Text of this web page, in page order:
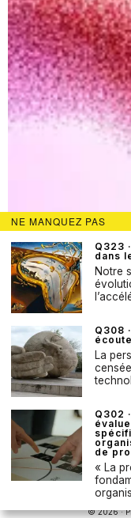
Q337 · Les
prospective plus
Dans de nombreuses
pas à produire des
bonnes personnes à
Newsletter
© 2026 ·
NE MANQUEZ PAS
Q323
dans
Notre
Q308
La
Q302
de
« La